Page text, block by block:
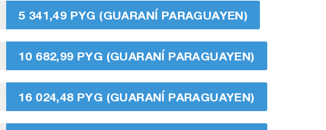
5 341,49 PYG (GUARANÍ PARAGUAYEN)
10 682,99 PYG (GUARANÍ PARAGUAYEN)
16 024,48 PYG (GUARANÍ PARAGUAYEN)